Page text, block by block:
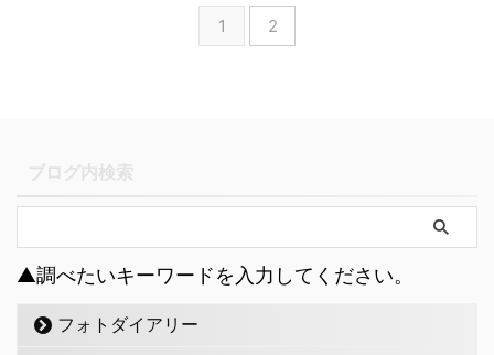
1 2
▲調べたいキーワードを入力してください。
フォトダイアリー